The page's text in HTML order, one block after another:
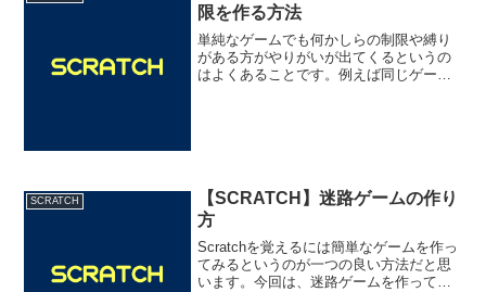
限を作る方法
単純なゲームでも何かしらの制限や縛り
がある方がやりがいが出てくるというの
はよくあることです。例えば同じゲーム
SCRATCH
【SCRATCH】迷路ゲームの作り
方
Scratchを覚えるには簡単なゲームを作っ
てみるというのが一つの良い方法だと思
います。今回は、迷路ゲームを作って遊